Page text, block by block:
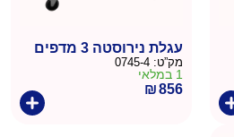
עגלת נירוסטה 3 מדפים
מק”ט: 0745-4
1 במלאי
₪856